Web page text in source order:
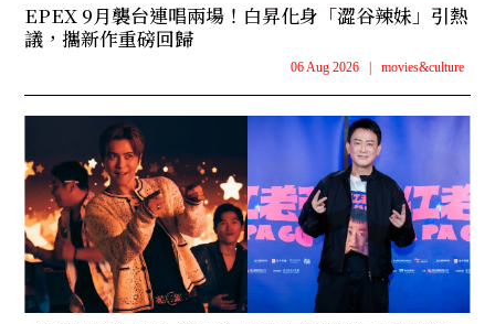
EPEX 9月襲台連唱兩場！白昇化身「澀谷辣妹」引熱
議，攜新作重磅回歸
06 Aug 2026 movies&culture